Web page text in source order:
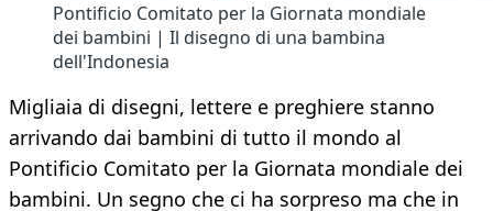
Pontificio Comitato per la Giornata mondiale
dei bambini | Il disegno di una bambina
dell'Indonesia
Migliaia di disegni, lettere e preghiere stanno
arrivando dai bambini di tutto il mondo al
Pontificio Comitato per la Giornata mondiale dei
bambini. Un segno che ci ha sorpreso ma che in